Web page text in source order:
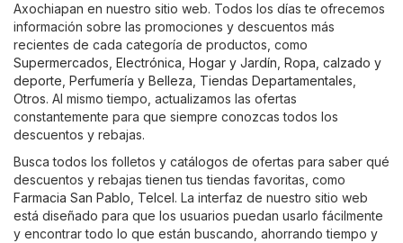
Axochiapan en nuestro sitio web. Todos los días te ofrecemos
información sobre las promociones y descuentos más
recientes de cada categoría de productos, como
Supermercados Electrónica Hogar y Jardín Ropa, calzado y
deporte Perfumería y Belleza Tiendas Departamentales
Otros. Al mismo tiempo, actualizamos las ofertas
constantemente para que siempre conozcas todos los
descuentos y rebajas.
Busca todos los folletos y catálogos de ofertas para saber qué
descuentos y rebajas tienen tus tiendas favoritas, como
Farmacia San Pablo Telcel. La interfaz de nuestro sitio web
está diseñado para que los usuarios puedan usarlo fácilmente
y encontrar todo lo que están buscando, ahorrando tiempo y